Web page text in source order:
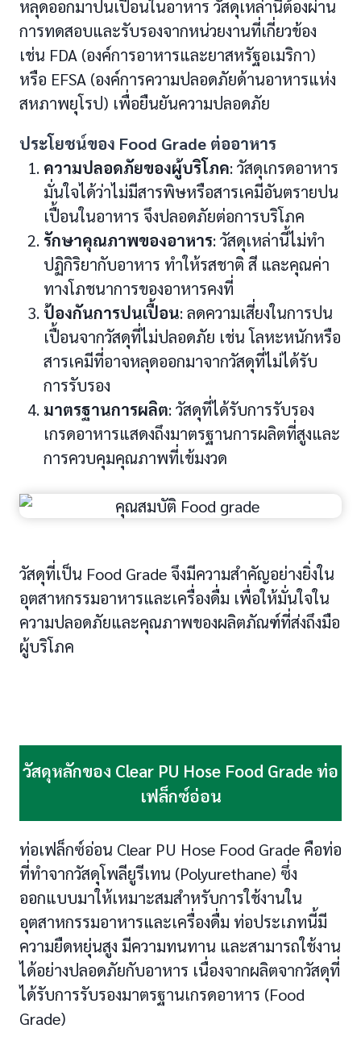
หลุดออกมาปนเปื้อนในอาหาร วัสดุเหล่านี้ต้องผ่าน
การทดสอบและรับรองจากหน่วยงานที่เกี่ยวข้อง
เช่น FDA (องค์การอาหารและยาสหรัฐอเมริกา)
หรือ EFSA (องค์การความปลอดภัยด้านอาหารแห่ง
สหภาพยุโรป) เพื่อยืนยันความปลอดภัย
ประโยชน์ของ Food Grade ต่ออาหาร
ความปลอดภัยของผู้บริโภค: วัสดุเกรดอาหาร
มั่นใจได้ว่าไม่มีสารพิษหรือสารเคมีอันตรายปน
เปื้อนในอาหาร จึงปลอดภัยต่อการบริโภค
รักษาคุณภาพของอาหาร: วัสดุเหล่านี้ไม่ทำ
ปฏิกิริยากับอาหาร ทำให้รสชาติ สี และคุณค่า
ทางโภชนาการของอาหารคงที่
ป้องกันการปนเปื้อน: ลดความเสี่ยงในการปน
เปื้อนจากวัสดุที่ไม่ปลอดภัย เช่น โลหะหนักหรือ
สารเคมีที่อาจหลุดออกมาจากวัสดุที่ไม่ได้รับ
การรับรอง
มาตรฐานการผลิต: วัสดุที่ได้รับการรับรอง
เกรดอาหารแสดงถึงมาตรฐานการผลิตที่สูงและ
การควบคุมคุณภาพที่เข้มงวด
วัสดุที่เป็น Food Grade จึงมีความสำคัญอย่างยิ่งใน
อุตสาหกรรมอาหารและเครื่องดื่ม เพื่อให้มั่นใจใน
ความปลอดภัยและคุณภาพของผลิตภัณฑ์ที่ส่งถึงมือ
ผู้บริโภค
วัสดุหลักของ Clear PU Hose Food Grade ท่อ
เฟล็กซ์อ่อน
ท่อเฟล็กซ์อ่อน Clear PU Hose Food Grade คือท่อ
ที่ทำจากวัสดุโพลียูรีเทน (Polyurethane) ซึ่ง
ออกแบบมาให้เหมาะสมสำหรับการใช้งานใน
อุตสาหกรรมอาหารและเครื่องดื่ม ท่อประเภทนี้มี
ความยืดหยุ่นสูง มีความทนทาน และสามารถใช้งาน
ได้อย่างปลอดภัยกับอาหาร เนื่องจากผลิตจากวัสดุที่
ได้รับการรับรองมาตรฐานเกรดอาหาร (Food
Grade)